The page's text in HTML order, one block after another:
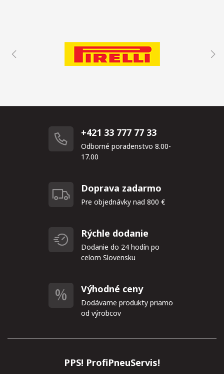
+421 33 777 77 33
Odborné poradenstvo 8.00-
17.00
Doprava zadarmo
Pre objednávky nad 800 €
Rýchle dodanie
Dodanie do 24 hodín po
celom Slovensku
Výhodné ceny
Dodávame produkty priamo
od výrobcov
PPS! ProfiPneuServis!